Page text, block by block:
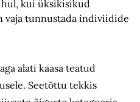
kui üksikisikud
vaja tunnustada indiviidide
alati kaasa teatud
Seetõttu tekkis